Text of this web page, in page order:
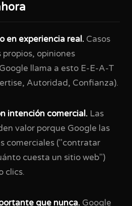
en experiencia real. Casos
opiniones
llama a esto E-E-A-T
Autoridad, Confianza).
intención comercial. Las
valor porque Google las
comerciales ("contratar
cuesta un sitio web")
clics.
que nunca. Google